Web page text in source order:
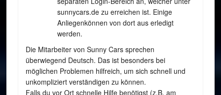
sunnycars.de zu erreichen ist. Einige
Anliegenkönnen von dort aus erledigt
werden.
Die Mitarbeiter von Sunny Cars sprechen
überwiegend Deutsch. Das ist besonders bei
möglichen Problemen hilfreich, um sich schnell und
unkompliziert verständigen zu können.
Falls du vor Ort schnelle Hilfe benötigst (z.B. am